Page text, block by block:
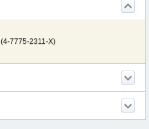
(4-7775-2311-X)